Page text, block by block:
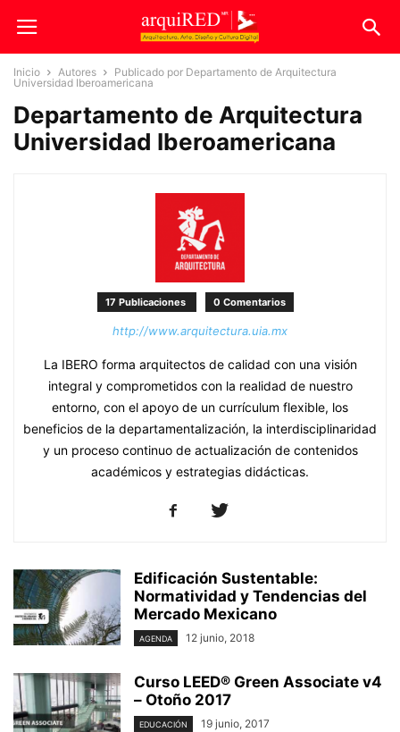
Inicio Autores
Publicado por Departamento de Arquitectura
Universidad Iberoamericana
Departamento de Arquitectura
Universidad Iberoamericana
17 Publicaciones 0 Comentarios
http://www.arquitectura.uia.mx
La IBERO forma arquitectos de calidad con una visión
integral y comprometidos con la realidad de nuestro
entorno, con el apoyo de un currículum flexible, los
beneficios de la departamentalización, la interdisciplinaridad
y un proceso continuo de actualización de contenidos
académicos y estrategias didácticas.
Edificación Sustentable:
Normatividad y Tendencias del
Mercado Mexicano
AGENDA 12 junio, 2018
Curso LEED® Green Associate v4
– Otoño 2017
EDUCACIÓN 19 junio, 2017